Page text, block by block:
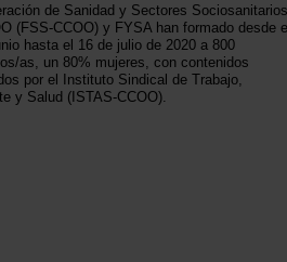
de Sanidad y Sectores Sociosanitarios
(FSS-CCOO) y FYSA han formado desde el
hasta el 16 de julio de 2020 a 800
as, un 80% mujeres, con contenidos
por el Instituto Sindical de Trabajo,
y Salud (ISTAS-CCOO).